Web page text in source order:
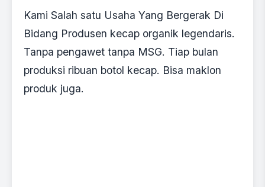
Kami Salah satu Usaha Yang Bergerak Di
Bidang Produsen kecap organik legendaris.
Tanpa pengawet tanpa MSG. Tiap bulan
produksi ribuan botol kecap. Bisa maklon
produk juga.